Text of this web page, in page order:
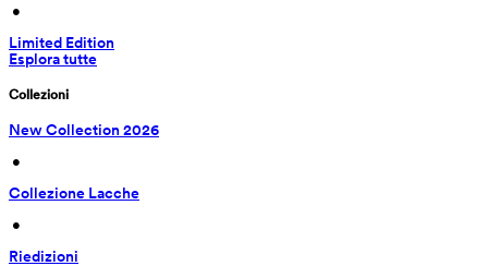
•
Limited Edition
Esplora tutte
Collezioni
New Collection 2026
•
Collezione Lacche
•
Riedizioni